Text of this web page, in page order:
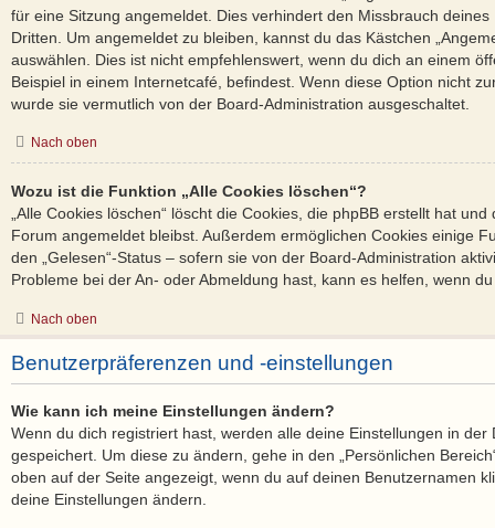
für eine Sitzung angemeldet. Dies verhindert den Missbrauch
Dritten. Um angemeldet zu bleiben, kannst du das Kästchen
auswählen. Dies ist nicht empfehlenswert, wenn du dich an einem
Beispiel in einem Internetcafé, befindest. Wenn diese Option nicht
wurde sie vermutlich von der Board-Administration ausgeschaltet.
Nach oben
Wozu ist die Funktion „Alle Cookies löschen“?
„Alle Cookies löschen“ löscht die Cookies, die phpBB erstellt hat
Forum angemeldet bleibst. Außerdem ermöglichen Cookies einige
den „Gelesen“-Status – sofern sie von der Board-Administration
Probleme bei der An- oder Abmeldung hast, kann es helfen, wenn
Nach oben
Benutzerpräferenzen und -einstellungen
Wie kann ich meine Einstellungen ändern?
Wenn du dich registriert hast, werden alle deine Einstellungen in der
gespeichert. Um diese zu ändern, gehe in den „Persönlichen
oben auf der Seite angezeigt, wenn du auf deinen Benutzernamen
deine Einstellungen ändern.